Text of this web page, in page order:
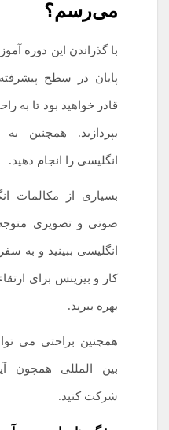
می‌رسم؟
با گذراندن این دوره
پایان در سطح
قادر خواهید بود تا به
بپردازید. همچنین
انگلیسی را انجام دهید.
بسیاری از مکالمات
صوتی و تصویری
انگلیسی ببینید و به
کار و بیزینس برای
بهره ببرید.
همچنین براحتی می
بین المللی همچون
شرکت کنید.